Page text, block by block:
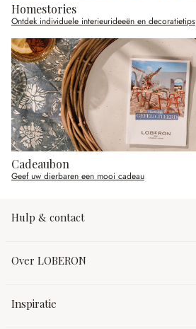
Homestories
Ontdek individuele interieurideeën en decoratietips
Cadeaubon
Geef uw dierbaren een mooi cadeau
Hulp & contact
Over LOBERON
Inspiratie